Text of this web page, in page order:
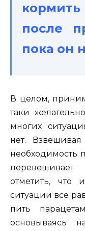
кормить
после
пока он
В целом,
таки
многих
нет.
необходимость
отметить, что
ситуации все
пить
основываясь